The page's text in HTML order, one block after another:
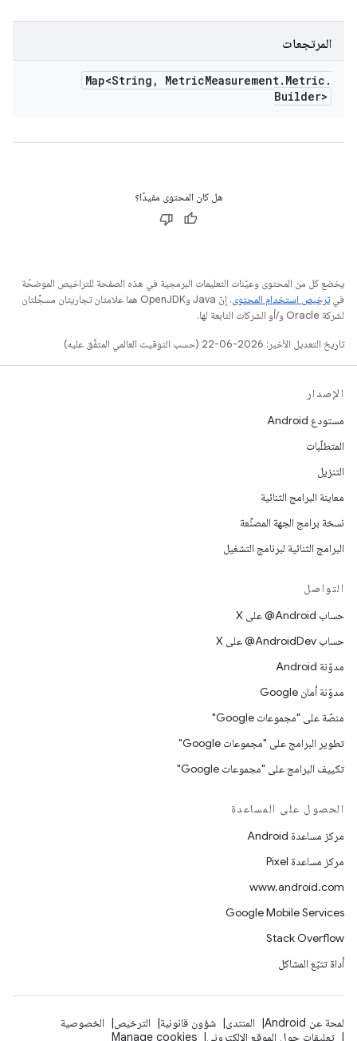
المرتجعات
Map<String , MetricMeasurement. Metric .
Builder>
هل كان المحتوى مفيدًا؟
يخضع كل من المحتوى وعيّنات التعليمات البرمجية في هذه الصفحة للتراخيص الموضحّة
فيترخيص استخدام المحتوى
. إنّ Java وOpenJDK هما علامتان تجاريتان مسجَّلتان
لشركة Oracle و/أو الشركات التابعة لها.
تاريخ التعديل الأخير: 2026-06-22 (حسب التوقيت العالمي المتفَّق عليه)
الإصدار
مستودع Android
المتطلّبات
التنزيل
معاينة البرامج الثنائية
نسخة برامج الجهة المصنِّعة
البرامج الثنائية لبرنامج التشغيل
التواصل
حساب ‎@Android على X
حساب ‎@AndroidDev على X
مدوّنة Android
مدوّنة أمان Google
منصّة على "مجموعات Google"
تطوير البرامج على "مجموعات Google"
تكييف البرامج على "مجموعات Google"
الحصول على المساعدة
مركز مساعدة Android
مركز مساعدة Pixel
www.android.com
Google Mobile Services
Stack Overflow
أداة تتبّع المشاكل
لمحة عن Android المنتدى شؤون قانونية الترخيص
الخصوصية
تعليقات حول الموقع الإلكتروني
Manage cookies